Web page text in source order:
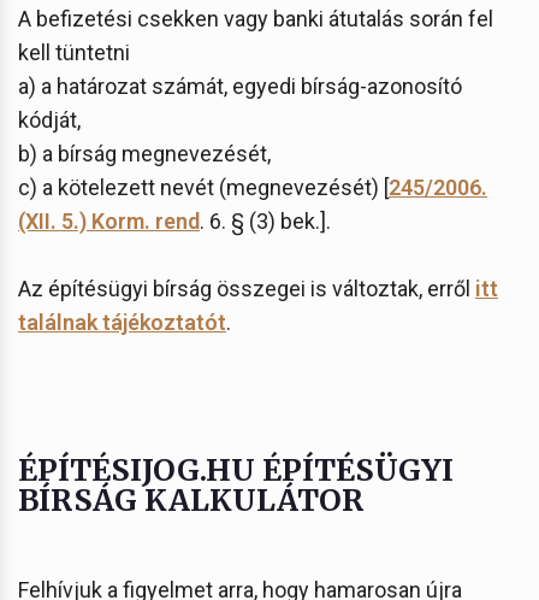
A befizetési csekken vagy banki átutalás során fel
kell tüntetni
a) a határozat számát, egyedi bírság-azonosító
kódját,
b) a bírság megnevezését,
c) a kötelezett nevét (megnevezését) [245/2006.
(XII. 5.) Korm. rend. 6. § (3) bek.].
Az építésügyi bírság összegei is változtak, erről itt
találnak tájékoztatót.
ÉPÍTÉSIJOG.HU ÉPÍTÉSÜGYI
BÍRSÁG KALKULÁTOR
Felhívjuk a figyelmet arra, hogy hamarosan újra